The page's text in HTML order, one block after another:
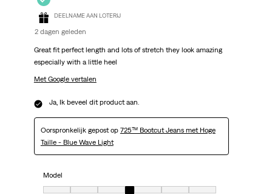
DEELNAME AAN LOTERIJ
2 dagen geleden
Great fit perfect length and lots of stretch they look amazing
especially with a little heel
Met Google vertalen
Ja, Ik beveel dit product aan.
Oorspronkelijk gepost op 725™ Bootcut Jeans met Hoge
Taille - Blue Wave Light
Model
Model, 4 van 7, waarbij 1 gelijk is aan Klein uit en 7 gelijk is aan Groot uit